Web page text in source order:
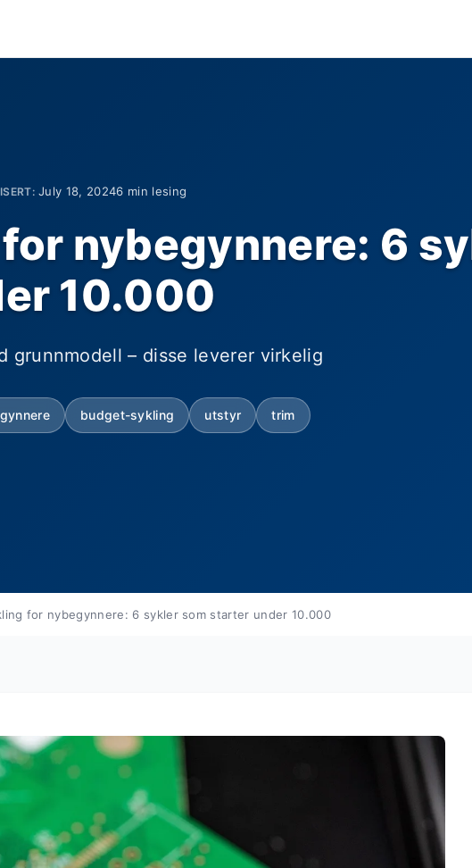
July 18, 20246 min lesing
nybegynnere: 6
10.000
grunnmodell – disse leverer virkelig
budget-sykling utstyr trim
for nybegynnere: 6 sykler som starter under 10.000